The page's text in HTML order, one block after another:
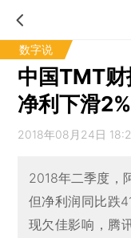
数字说
中国TMT财
净利下滑2%
2018年08月24日
2018年二季度，
但净利润同比跌
现欠佳影响，腾